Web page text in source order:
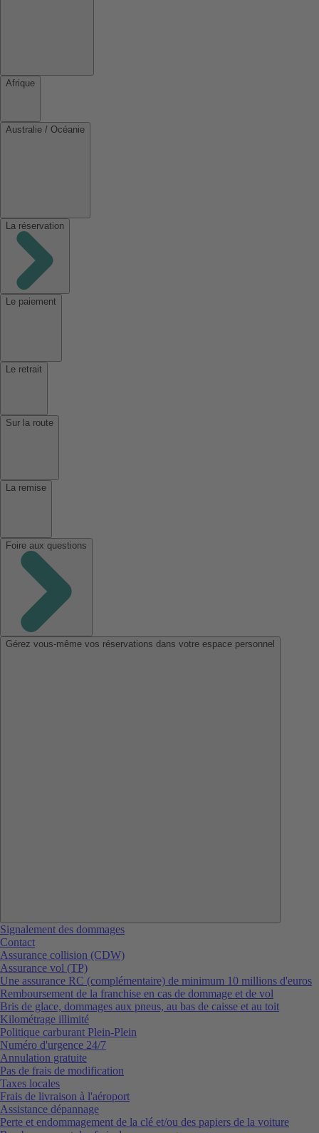
Afrique
Australie / Océanie
La réservation
Le paiement
Le retrait
Sur la route
La remise
Foire aux questions
Gérez vous-même vos réservations dans votre espace personnel
Signalement des dommages
Contact
Assurance collision (CDW)
Assurance vol (TP)
Une assurance RC (complémentaire) de minimum 10 millions d'euros
Remboursement de la franchise en cas de dommage et de vol
Bris de glace, dommages aux pneus, au bas de caisse et au toit
Kilométrage illimité
Politique carburant Plein-Plein
Numéro d'urgence 24/7
Annulation gratuite
Pas de frais de modification
Taxes locales
Frais de livraison à l'aéroport
Assistance dépannage
Perte et endommagement de la clé et/ou des papiers de la voiture